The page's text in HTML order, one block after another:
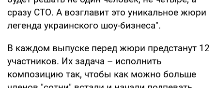
сразу СТО. А возглавит это уникальное жюри
легенда украинского шоу-бизнеса".
В каждом выпуске перед жюри предстанут 12
участников. Их задача – исполнить
композицию так, чтобы как можно больше